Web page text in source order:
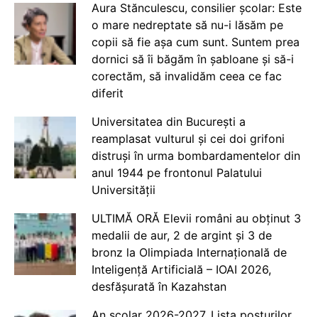
Aura Stănculescu, consilier școlar: Este
o mare nedreptate să nu-i lăsăm pe
copii să fie așa cum sunt. Suntem prea
dornici să îi băgăm în șabloane și să-i
corectăm, să invalidăm ceea ce fac
diferit
Universitatea din București a
reamplasat vulturul și cei doi grifoni
distruși în urma bombardamentelor din
anul 1944 pe frontonul Palatului
Universității
ULTIMĂ ORĂ Elevii români au obținut 3
medalii de aur, 2 de argint și 3 de
bronz la Olimpiada Internațională de
Inteligență Artificială – IOAI 2026,
desfășurată în Kazahstan